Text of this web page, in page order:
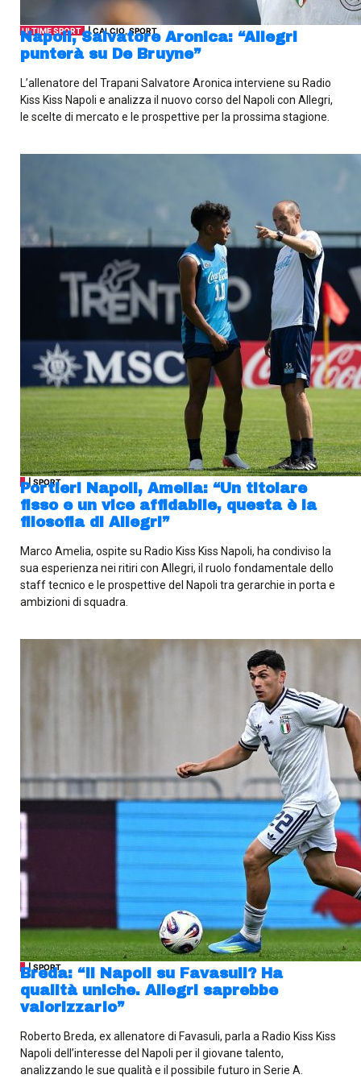
ULTIME SPORT| CALCIO, SPORT
Napoli, Salvatore Aronica: “Allegri
punterà su De Bruyne”
L’allenatore del Trapani Salvatore Aronica interviene su Radio
Kiss Kiss Napoli e analizza il nuovo corso del Napoli con Allegri,
le scelte di mercato e le prospettive per la prossima stagione.
| SPORT
Portieri Napoli, Amelia: “Un titolare
fisso e un vice affidabile, questa è la
filosofia di Allegri”
Marco Amelia, ospite su Radio Kiss Kiss Napoli, ha condiviso la
sua esperienza nei ritiri con Allegri, il ruolo fondamentale dello
staff tecnico e le prospettive del Napoli tra gerarchie in porta e
ambizioni di squadra.
| SPORT
Breda: “Il Napoli su Favasuli? Ha
qualità uniche. Allegri saprebbe
valorizzarlo”
Roberto Breda, ex allenatore di Favasuli, parla a Radio Kiss Kiss
Napoli dell’interesse del Napoli per il giovane talento,
analizzando le sue qualità e il possibile futuro in Serie A.